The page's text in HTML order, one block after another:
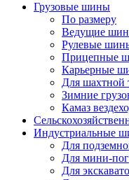
Грузовые шины
По размеру
Ведущие
Рулевые
Прицепные
Карьерные
Для шахтной
Зимние
Камаз
Индустриальные
Для
Для мини-
Для